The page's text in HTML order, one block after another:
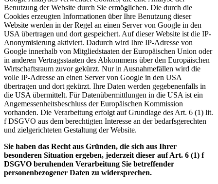
Benutzung der Website durch Sie ermöglichen. Die durch die
Cookies erzeugten Informationen über Ihre Benutzung dieser
Website werden in der Regel an einen Server von Google in den
USA übertragen und dort gespeichert. Auf dieser Website ist die IP-
Anonymisierung aktiviert. Dadurch wird Ihre IP-Adresse von
Google innerhalb von Mitgliedstaaten der Europäischen Union oder
in anderen Vertragsstaaten des Abkommens über den Europäischen
Wirtschaftsraum zuvor gekürzt. Nur in Ausnahmefällen wird die
volle IP-Adresse an einen Server von Google in den USA
übertragen und dort gekürzt. Ihre Daten werden gegebenenfalls in
die USA übermittelt. Für Datenübermittlungen in die USA ist ein
Angemessenheitsbeschluss der Europäischen Kommission
vorhanden. Die Verarbeitung erfolgt auf Grundlage des Art. 6 (1) lit.
f DSGVO aus dem berechtigten Interesse an der bedarfsgerechten
und zielgerichteten Gestaltung der Website.
Sie haben das Recht aus Gründen, die sich aus Ihrer
besonderen Situation ergeben, jederzeit dieser auf Art. 6 (1) f
DSGVO beruhenden Verarbeitung Sie betreffender
personenbezogener Daten zu widersprechen.